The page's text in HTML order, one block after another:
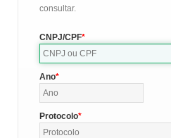
consultar.
CNPJ/CPF
Ano
Protocolo